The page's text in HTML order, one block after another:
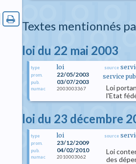
Textes mentionnés
loi du 22 mai 2003
type loi
prom. 22/05/2003
pub. 03/07/2003
numac 2003003367
source
service
Loi
l'Etat
loi du 23 décembre
type loi
prom. 23/12/2009
pub. 04/02/2010
numac 2010003062
source
Loi
des